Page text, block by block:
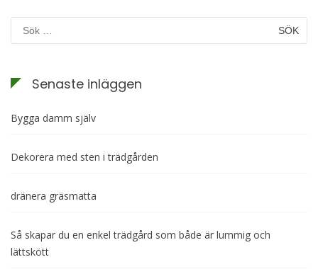
Sök
efter:
Senaste inläggen
Bygga damm själv
Dekorera med sten i trädgården
dränera gräsmatta
Så skapar du en enkel trädgård som både är lummig och
lättskött